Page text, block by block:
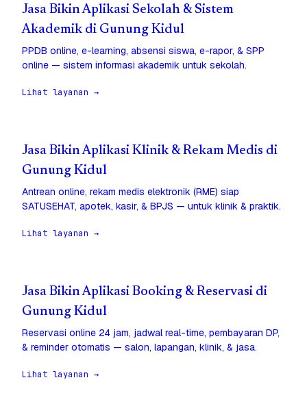
Jasa Bikin Aplikasi Sekolah & Sistem
Akademik di Gunung Kidul
PPDB online, e-learning, absensi siswa, e-rapor, & SPP
online — sistem informasi akademik untuk sekolah.
Lihat layanan →
Jasa Bikin Aplikasi Klinik & Rekam Medis di
Gunung Kidul
Antrean online, rekam medis elektronik (RME) siap
SATUSEHAT, apotek, kasir, & BPJS — untuk klinik & praktik.
Lihat layanan →
Jasa Bikin Aplikasi Booking & Reservasi di
Gunung Kidul
Reservasi online 24 jam, jadwal real-time, pembayaran DP,
& reminder otomatis — salon, lapangan, klinik, & jasa.
Lihat layanan →